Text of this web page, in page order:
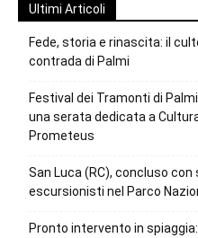
Ultimi Articoli
Fede, storia e rinascita: il
contrada di Palmi
Festival dei Tramonti di
una serata dedicata a
Prometeus
San Luca (RC), concluso
escursionisti nel Parco
Pronto intervento in